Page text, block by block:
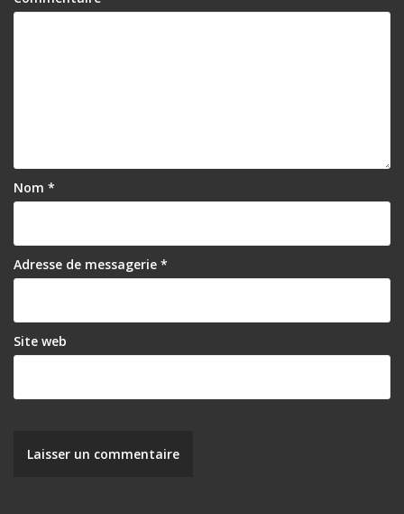
Nom *
Adresse de messagerie *
Site web